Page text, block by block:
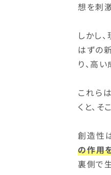
想を刺
しかし
はずの
り、高
これら
くと、
創造性
の作用
裏側で